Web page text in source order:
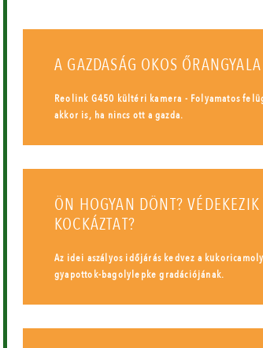
A GAZDASÁG OKOS ŐRANGYALA
Reolink G450 kültéri kamera - Folyamatos
akkor is, ha nincs ott a gazda.
ÖN HOGYAN DÖNT? VÉDEKEZIK
KOCKÁZTAT?
Az idei aszályos időjárás kedvez a
gyapottok-bagolylepke gradációjának.